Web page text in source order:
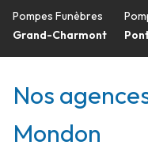
Pompes Funèbres
Grand-Charmont
Nos
Mondon